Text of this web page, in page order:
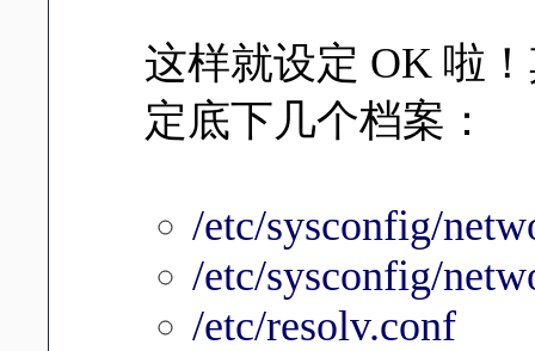
这样就设定 OK 啦
定底下几个档案：
/etc/sysconfig/
/etc/sysconfig/
/etc/resolv.conf